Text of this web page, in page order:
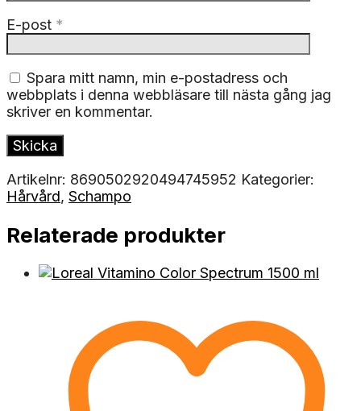
E-post *
Spara mitt namn, min e-postadress och
webbplats i denna webbläsare till nästa gång jag
skriver en kommentar.
Artikelnr: 8690502920494745952 Kategorier:
Hårvård, Schampo
Relaterade produkter